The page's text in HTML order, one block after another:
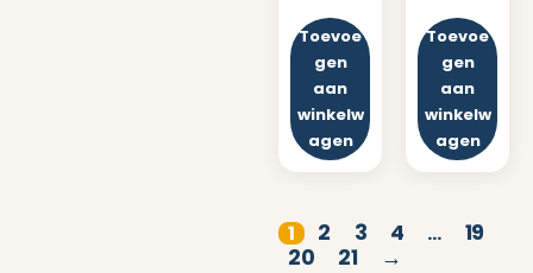
Toevoe
gen
aan
winkelw
agen
Toevoe
gen
aan
winkelw
agen
1 2 3 4 …
19
20
21 →